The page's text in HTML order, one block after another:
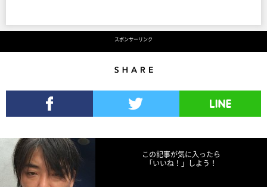
スポンサーリンク
この記事が気に入ったら
「いいね！」しよう！